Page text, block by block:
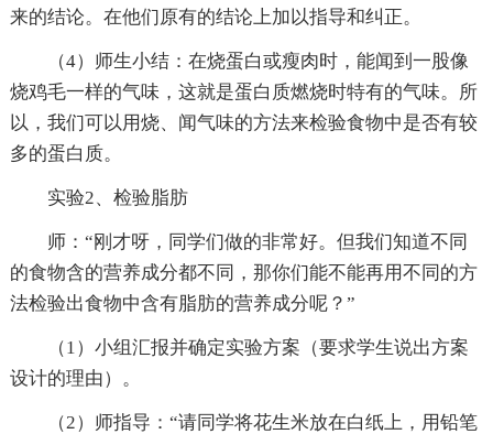
来的结论。在他们原有的结论上加以指导和纠正。
（4）师生小结：在烧蛋白或瘦肉时，能闻到一股像
烧鸡毛一样的气味，这就是蛋白质燃烧时特有的气味。所
以，我们可以用烧、闻气味的方法来检验食物中是否有较
多的蛋白质。
实验2、检验脂肪
师：“刚才呀，同学们做的非常好。但我们知道不同
的食物含的营养成分都不同，那你们能不能再用不同的方
法检验出食物中含有脂肪的营养成分呢？”
（1）小组汇报并确定实验方案（要求学生说出方案
设计的理由）。
（2）师指导：“请同学将花生米放在白纸上，用铅笔